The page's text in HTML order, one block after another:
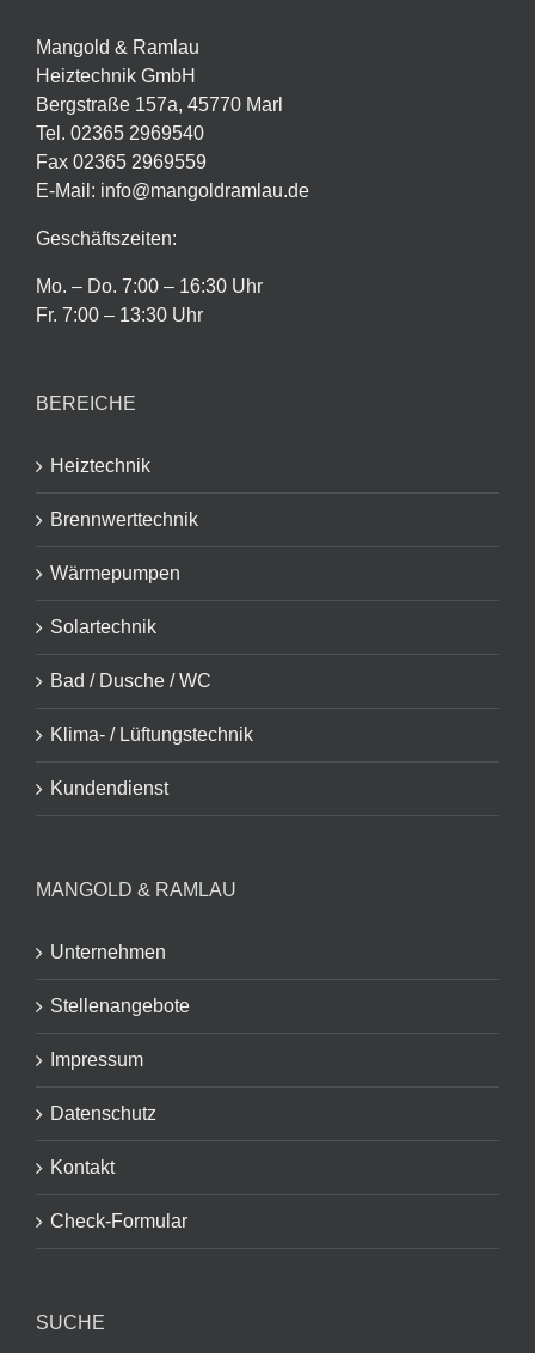
Mangold & Ramlau
Heiztechnik GmbH
Bergstraße 157a, 45770 Marl
Tel. 02365 2969540
Fax 02365 2969559
E-Mail: info@mangoldramlau.de
Geschäftszeiten:
Mo. – Do. 7:00 – 16:30 Uhr
Fr. 7:00 – 13:30 Uhr
BEREICHE
Heiztechnik
Brennwerttechnik
Wärmepumpen
Solartechnik
Bad / Dusche / WC
Klima- / Lüftungstechnik
Kundendienst
MANGOLD & RAMLAU
Unternehmen
Stellenangebote
Impressum
Datenschutz
Kontakt
Check-Formular
SUCHE